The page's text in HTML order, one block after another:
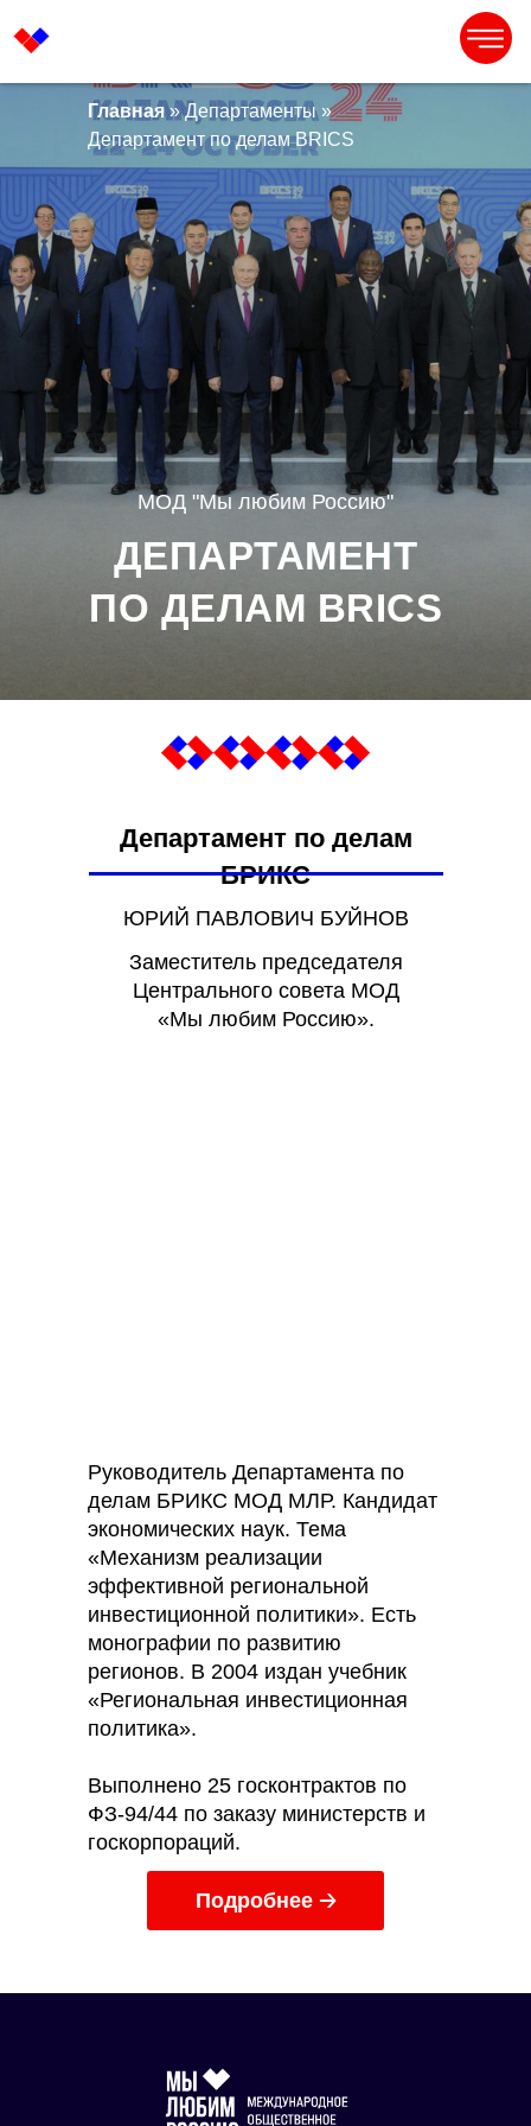
МОД "Мы любим Россию"
ДЕПАРТАМЕНТ
ПО ДЕЛАМ BRICS
Главная»Департаменты»
Департамент по делам BRICS
Подробнее 🡢
Руководитель Департамента по
делам БРИКС МОД МЛР. Кандидат
экономических наук. Тема
«Механизм реализации
эффективной региональной
инвестиционной политики». Есть
монографии по развитию
регионов. В 2004 издан учебник
«Региональная инвестиционная
политика».
Выполнено 25 госконтрактов по
ФЗ-94/44 по заказу министерств и
госкорпораций.
Департамент по делам
БРИКС
ЮРИЙ ПАВЛОВИЧ БУЙНОВ
Заместитель председателя
Центрального совета МОД
«Мы любим Россию».